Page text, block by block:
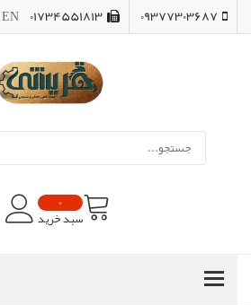
09377303687
01734551813
EN
0
سبد خرید